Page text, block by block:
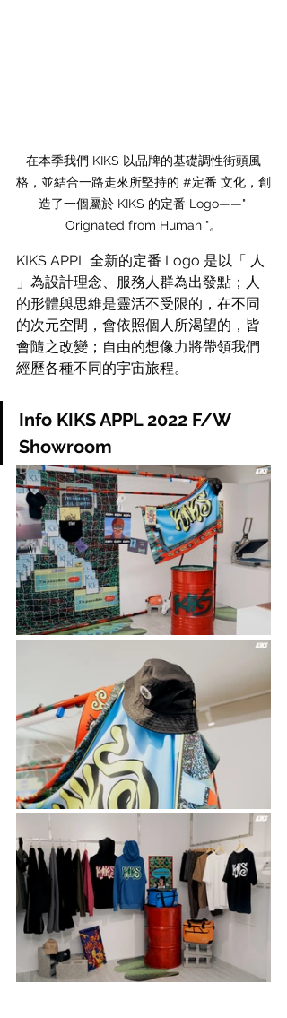
在本季我們 KIKS 以品牌的基礎調性街頭風
格，並結合一路走來所堅持的 #定番 文化，創
造了一個屬於 KIKS 的定番 Logo——"
Orignated from Human "。
KIKS APPL 全新的定番 Logo 是以「 人
」為設計理念、服務人群為出發點；人
的形體與思維是靈活不受限的，在不同
的次元空間，會依照個人所渴望的，皆
會隨之改變；自由的想像力將帶領我們
經歷各種不同的宇宙旅程。
Info KIKS APPL 2022 F/W
Showroom